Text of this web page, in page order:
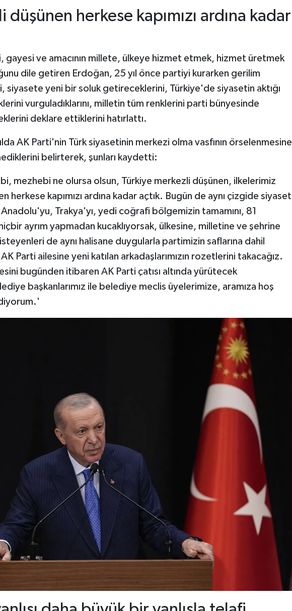
herkese kapımızı ardına kadar
ve amacının millete, ülkeye hizmet etmek, hizmet üretmek
dile getiren Erdoğan, 25 yıl önce partiyi kurarken gerilim
siyasete yeni bir soluk getireceklerini, Türkiye'de siyasetin aktığı
vurguladıklarını, milletin tüm renklerini parti bünyesinde
deklare ettiklerini hatırlattı.
AK Parti'nin Türk siyasetinin merkezi olma vasfının örselenmesine
belirterek, şunları kaydetti:
mezhebi ne olursa olsun, Türkiye merkezli düşünen, ilkelerimiz
herkese kapımızı ardına kadar açtık. Bugün de aynı çizgide siyaset
Trakya'yı, yedi coğrafi bölgemizin tamamını, 81
ayrım yapmadan kucaklıyorsak, ülkesine, milletine ve şehrine
de aynı halisane duygularla partimizin saflarına dahil
Parti ailesine yeni katılan arkadaşlarımızın rozetlerini takacağız.
bugünden itibaren AK Parti çatısı altında yürütecek
başkanlarımız ile belediye meclis üyelerimize, aramıza hoş